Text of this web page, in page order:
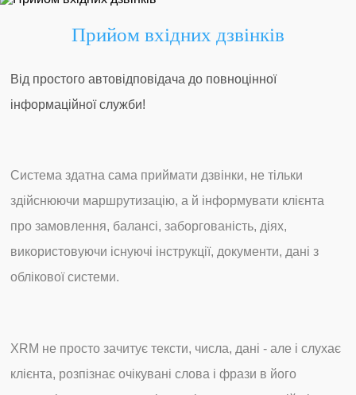
Прийом вхідних дзвінків
Від простого автовідповідача до повноцінної
інформаційної служби!
Система здатна сама приймати дзвінки, не тільки
здійснюючи маршрутизацію, а й інформувати клієнта
про замовлення, балансі, заборгованість, діях,
використовуючи існуючі інструкції, документи, дані з
облікової системи.
XRM не просто зачитує тексти, числа, дані - але і слухає
клієнта, розпізнає очікувані слова і фрази в його